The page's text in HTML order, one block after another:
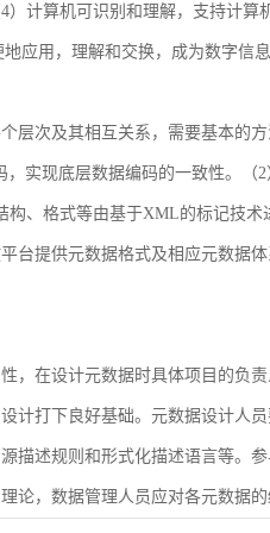
）计算机可识别和理解，支持计
应用，理解和交换，成为数字信息
层次及其相互关系，需要基本的
，实现底层数据编码的一致性。
构、格式等由基于XML的标记技
台提供元数据格式及相应元数据
，在设计元数据时具体项目的负
计打下良好基础。元数据设计人
描述规则和形式化描述语言等。
论，数据管理人员应对各元数据